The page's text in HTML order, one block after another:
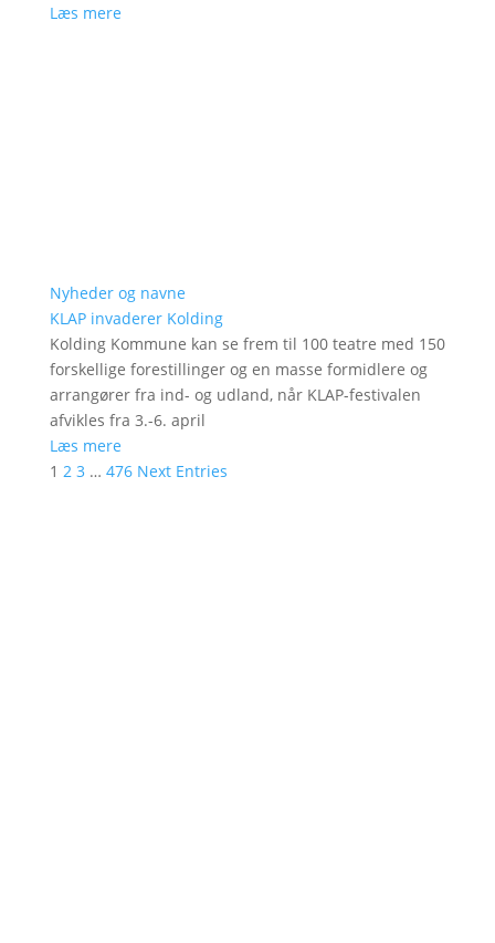
Læs mere
Nyheder og navne
KLAP invaderer Kolding
Kolding Kommune kan se frem til 100 teatre med 150
forskellige forestillinger og en masse formidlere og
arrangører fra ind- og udland, når KLAP-festivalen
afvikles fra 3.-6. april
Læs mere
1 2 3 … 476 Next Entries